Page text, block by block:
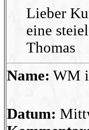
Lieber
eine
Thomas
Name: WM
Datum: